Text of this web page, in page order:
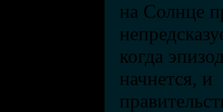
на Солнце
когда
начнется,